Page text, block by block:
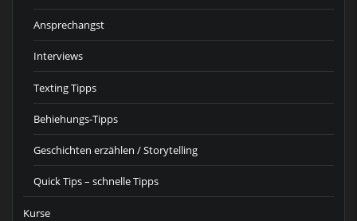
Ansprechangst
Interviews
Texting Tipps
Behiehungs-Tipps
Geschichten erzählen / Storytelling
Quick Tips – schnelle Tipps
Kurse